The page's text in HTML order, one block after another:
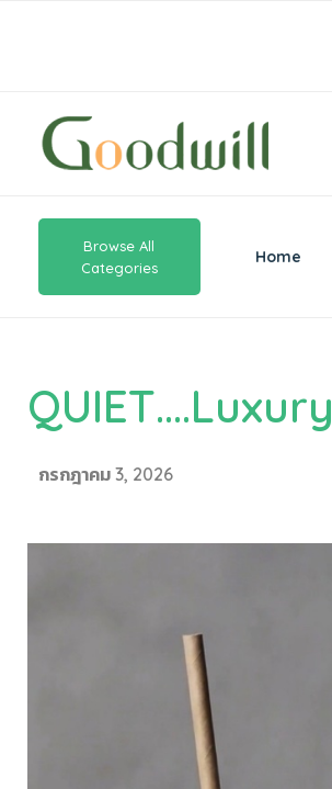
Browse All
Categories
Home
QUIET….Luxury
กรกฎาคม 3, 2026